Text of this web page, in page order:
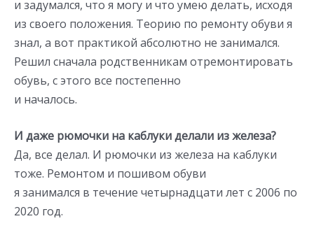
и задумался, что я могу и что умею делать, исходя
из своего положения. Теорию по ремонту обуви я
знал, а вот практикой абсолютно не занимался.
Решил сначала родственникам отремонтировать
обувь, с этого все постепенно
и началось.
И даже рюмочки на каблуки делали из железа?
Да, все делал. И рюмочки из железа на каблуки
тоже. Ремонтом и пошивом обуви
я занимался в течение четырнадцати лет с 2006 по
2020 год.